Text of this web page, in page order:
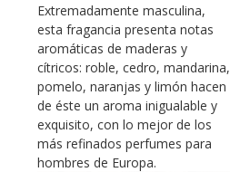
Extremadamente masculina,
esta fragancia presenta notas
aromáticas de maderas y
cítricos: roble, cedro, mandarina,
pomelo, naranjas y limón hacen
de éste un aroma inigualable y
exquisito, con lo mejor de los
más refinados perfumes para
hombres de Europa.